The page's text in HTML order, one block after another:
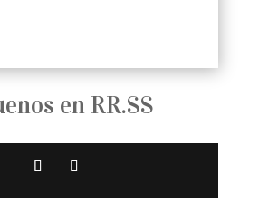
en RR.SS